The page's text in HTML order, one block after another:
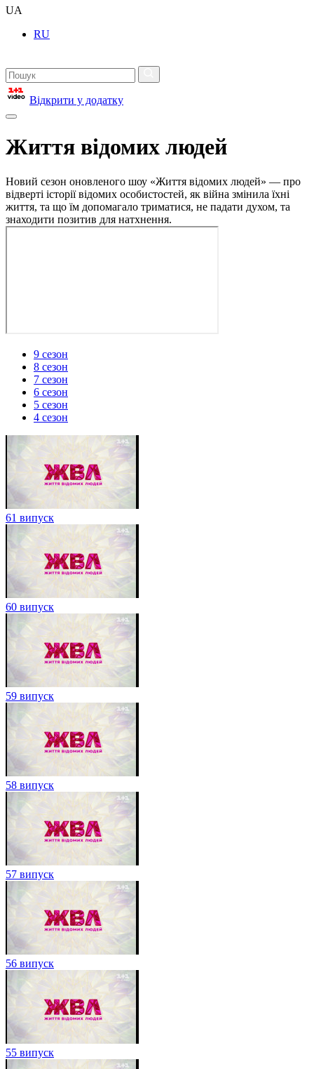
UA
RU
Відкрити у додатку
Життя відомих людей
Новий сезон оновленого шоу «Життя відомих людей» — про
відверті історії відомих особистостей, як війна змінила їхні
життя, та що їм допомагало триматися, не падати духом, та
знаходити позитив для натхнення.
9 сезон
8 сезон
7 сезон
6 сезон
5 сезон
4 сезон
61 випуск
60 випуск
59 випуск
58 випуск
57 випуск
56 випуск
55 випуск